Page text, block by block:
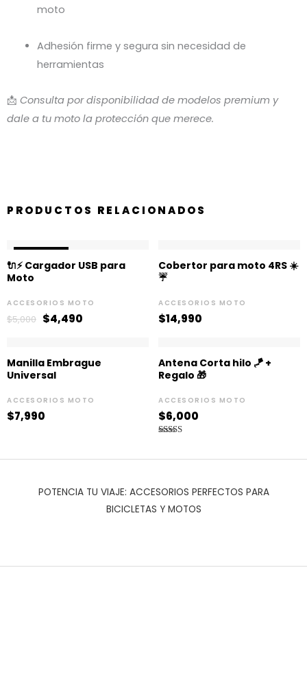
moto
Adhesión firme y segura sin necesidad de
herramientas
📩 Consulta por disponibilidad de modelos premium y
dale a tu moto la protección que merece.
PRODUCTOS RELACIONADOS
🔌⚡ Cargador USB para
Moto
ACCESORIOS MOTO
$5,000
El
precio
original
$5,000.
$4,490
precio
actual
$4,490.
Cobertor para moto 4RS ☀️
☔
ACCESORIOS MOTO
$14,990
Manilla Embrague
Universal
ACCESORIOS MOTO
$7,990
Antena Corta hilo 🪁 +
Regalo 🎁
ACCESORIOS MOTO
$6,000
de 5
POTENCIA TU VIAJE: ACCESORIOS PERFECTOS PARA
BICICLETAS Y MOTOS